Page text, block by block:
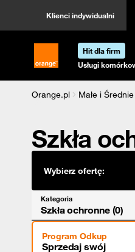
Klienci indywidualni
Strona główna
Hit dla firm
Usługi
Orange.pl Małe i
Szkła
Wybierz ofertę:
Kategoria
Szkła ochronne (0)
Program Odkup
Sprzedaj swój